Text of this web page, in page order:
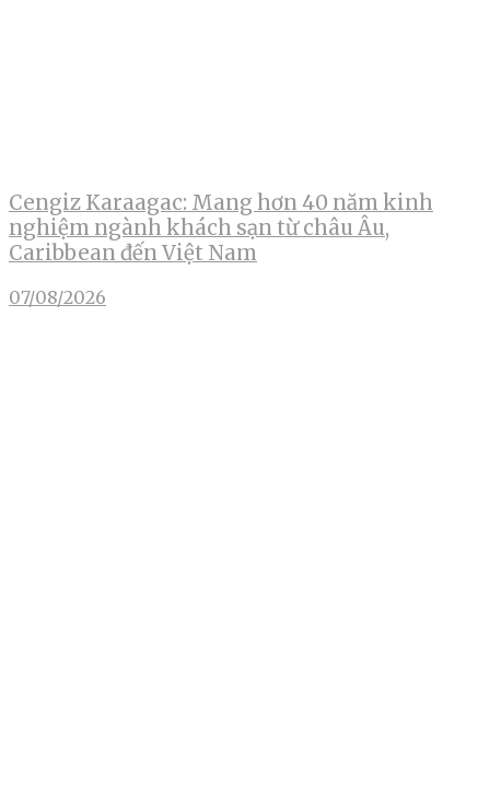
Cengiz Karaagac: Mang hơn 40 năm kinh
nghiệm ngành khách sạn từ châu Âu,
Caribbean đến Việt Nam
07/08/2026